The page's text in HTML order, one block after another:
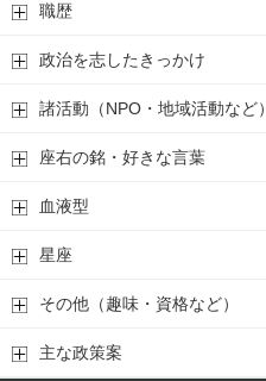
職歴
政治を志したきっかけ
諸活動（NPO・地域活動など）
座右の銘・好きな言葉
血液型
星座
その他（趣味・資格など）
主な政策案